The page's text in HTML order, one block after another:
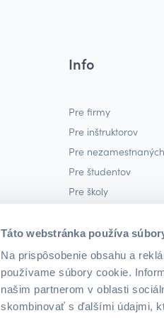
Táto webstránka používa
Na prispôsobenie obsahu a
používame súbory cookie.
našim partnerom v oblasti
skombinovať s ďalšími údajmi,
Info
Pre firmy
Pre inštruktorov
Pre nezamestnaných
Pre študentov
Pre školy